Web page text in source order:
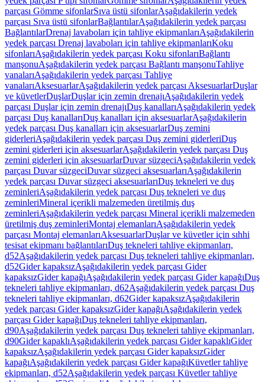
parçası Gömme sifonlarSıva üstü sifonlarAşağıdakilerin yedek
parçası Sıva üstü sifonlarBağlantılarAşağıdakilerin yedek parçası
BağlantılarDrenaj lavaboları için tahliye ekipmanlarıAşağıdakilerin
yedek parçası Drenaj lavaboları için tahliye ekipmanlarıKoku
sifonlarıAşağıdakilerin yedek parçası Koku sifonlarıBağlantı
manşonuAşağıdakilerin yedek parçası Bağlantı manşonuTahliye
vanalarıAşağıdakilerin yedek parçası Tahliye
vanalarıAksesuarlarAşağıdakilerin yedek parçası AksesuarlarDuşlar
ve küvetlerDuşlarDuşlar için zemin drenajıAşağıdakilerin yedek
parçası Duşlar için zemin drenajıDuş kanallarıAşağıdakilerin yedek
parçası Duş kanallarıDuş kanalları için aksesuarlarAşağıdakilerin
yedek parçası Duş kanalları için aksesuarlarDuş zemini
giderleriAşağıdakilerin yedek parçası Duş zemini giderleriDuş
zemini giderleri için aksesuarlarAşağıdakilerin yedek parçası Duş
zemini giderleri için aksesuarlarDuvar süzgeciAşağıdakilerin yedek
parçası Duvar süzgeciDuvar süzgeci aksesuarlarıAşağıdakilerin
yedek parçası Duvar süzgeci aksesuarlarıDuş tekneleri ve duş
zeminleriAşağıdakilerin yedek parçası Duş tekneleri ve duş
zeminleriMineral içerikli malzemeden üretilmiş duş
zeminleriAşağıdakilerin yedek parçası Mineral içerikli malzemeden
üretilmiş duş zeminleriMontaj elemanlarıAşağıdakilerin yedek
parçası Montaj elemanlarıAksesuarlarDuşlar ve küvetler için sıhhi
tesisat ekipmanı bağlantılarıDuş tekneleri tahliye ekipmanları,
d52Aşağıdakilerin yedek parçası Duş tekneleri tahliye ekipmanları,
d52Gider kapaksızAşağıdakilerin yedek parçası Gider
kapaksızGider kapağıAşağıdakilerin yedek parçası Gider kapağıDuş
tekneleri tahliye ekipmanları, d62Aşağıdakilerin yedek parçası Duş
tekneleri tahliye ekipmanları, d62Gider kapaksızAşağıdakilerin
yedek parçası Gider kapaksızGider kapağıAşağıdakilerin yedek
parçası Gider kapağıDuş tekneleri tahliye ekipmanları,
d90Aşağıdakilerin yedek parçası Duş tekneleri tahliye ekipmanları,
d90Gider kapaklıAşağıdakilerin yedek parçası Gider kapaklıGider
kapaksızAşağıdakilerin yedek parçası Gider kapaksızGider
kapağıAşağıdakilerin yedek parçası Gider kapağıKüvetler tahliye
ekipmanları, d52Aşağıdakilerin yedek parçası Küvetler tahliye